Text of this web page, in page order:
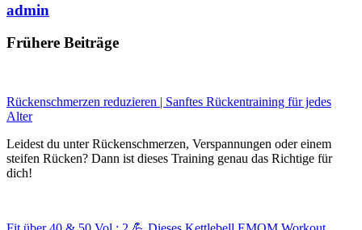
admin
Frühere Beiträge
Rückenschmerzen reduzieren | Sanftes Rückentraining für jedes
Alter
Leidest du unter Rückenschmerzen, Verspannungen oder einem
steifen Rücken? Dann ist dieses Training genau das Richtige für
dich!